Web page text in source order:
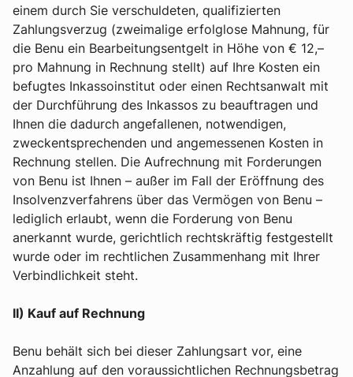
einem durch Sie verschuldeten, qualifizierten
Zahlungsverzug (zweimalige erfolglose Mahnung, für
die Benu ein Bearbeitungsentgelt in Höhe von € 12,–
pro Mahnung in Rechnung stellt) auf Ihre Kosten ein
befugtes Inkassoinstitut oder einen Rechtsanwalt mit
der Durchführung des Inkassos zu beauftragen und
Ihnen die dadurch angefallenen, notwendigen,
zweckentsprechenden und angemessenen Kosten in
Rechnung stellen. Die Aufrechnung mit Forderungen
von Benu ist Ihnen – außer im Fall der Eröffnung des
Insolvenzverfahrens über das Vermögen von Benu –
lediglich erlaubt, wenn die Forderung von Benu
anerkannt wurde, gerichtlich rechtskräftig festgestellt
wurde oder im rechtlichen Zusammenhang mit Ihrer
Verbindlichkeit steht.
II) Kauf auf Rechnung
Benu behält sich bei dieser Zahlungsart vor, eine
Anzahlung auf den voraussichtlichen Rechnungsbetrag